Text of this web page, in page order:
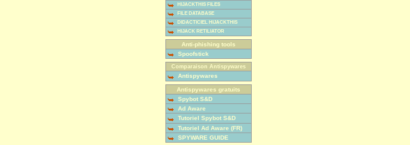
HIJACKTHIS FILES
FILE DATABASE
DIDACTICIEL HIJACKTHIS
HIJACK RETILIATOR
Anti-phishing tools
Spoofstick
Comparaison Antispywares
Antispywares
Antispywares gratuits
Spybot S&D
Ad Aware
Tutoriel Spybot S&D
Tutoriel Ad Aware (FR)
SPYWARE GUIDE